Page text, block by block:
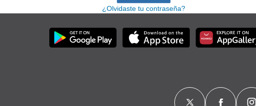
¿Olvidaste tu contraseña?